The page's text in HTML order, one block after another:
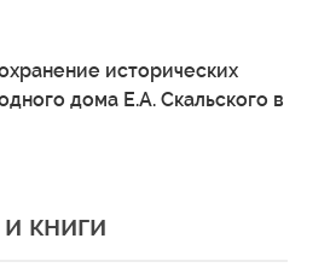
исторических
дома Е.А. Скальского в
книги